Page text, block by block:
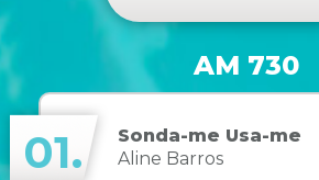
AM 730
01.
Sonda-me Usa-me
Aline Barros